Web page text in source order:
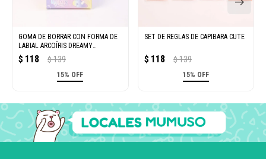
GOMA DE BORRAR CON FORMA DE
LABIAL ARCOÍRIS DREAMY
(UNICORNIO DE CRISTAL)
$ 118 $ 139
15% OFF
SET DE REGLAS DE CAPIBARA CUTE
$ 118 $ 139
15% OFF